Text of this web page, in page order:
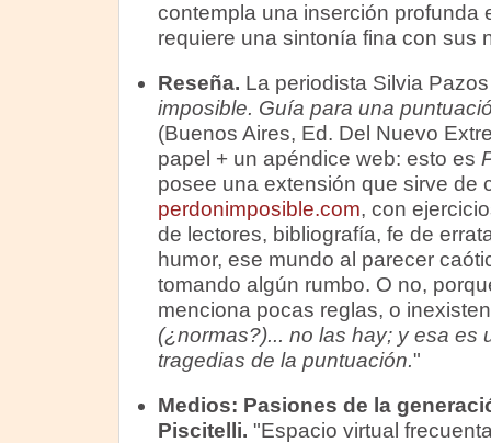
contempla una inserción profunda
requiere una sintonía fina con sus
Reseña. La periodista Silvia
imposible. Guía para una
(Buenos Aires, Ed. Del Nuevo
papel + un apéndice web: esto es
posee una extensión que sirve de
perdonimposible.com, con
de lectores, bibliografía, fe de
humor, ese mundo al parecer
tomando algún rumbo. O no,
menciona pocas reglas, o
(¿normas?)... no las hay; y esa es
tragedias de la puntuación."
Medios: Pasiones de la
Piscitelli. "Espacio virtual